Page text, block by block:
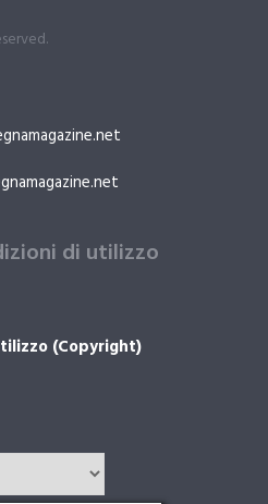
di utilizzo
(Copyright)